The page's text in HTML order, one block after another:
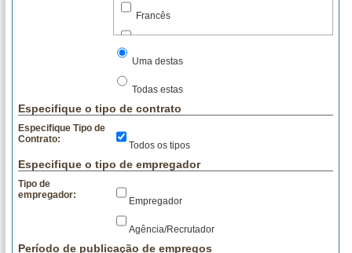
Quadros
Recursos Humanos
Relações Públicas
Representações
Saúde
Seguros
Serviços
Francês
Uma destas
Todas estas
Especifique o tipo de contrato
Especifique Tipo de
Contrato:
Todos os tipos
Especifique o tipo de empregador
Tipo de
empregador:
Empregador
Agência/Recrutador
Período de publicação de empregos